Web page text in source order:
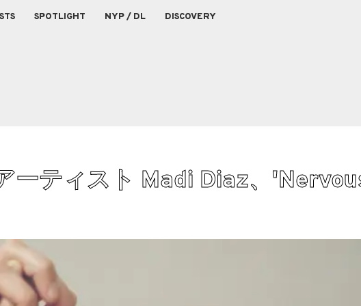
SPOTLIGHT NYP / DL DISCOVERY
ーティスト Madi Diaz、